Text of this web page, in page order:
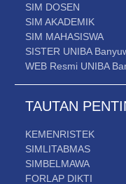
SIM DOSEN
SIM AKADEMIK
SIM MAHASISWA
SISTER UNIBA
WEB Resmi UNIBA
TAUTAN
KEMENRISTEK
SIMLITABMAS
SIMBELMAWA
FORLAP DIKTI